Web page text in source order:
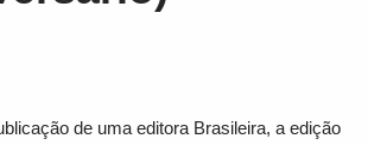
de uma editora Brasileira, a edição